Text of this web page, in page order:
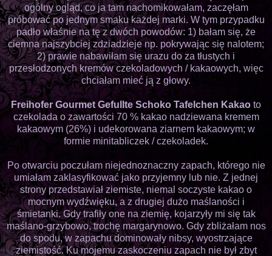
ogólny ogląd, co ja tam nachomikowałam, zaczęłam
próbować po jednym smaku każdej marki. W tym przypadku
padło właśnie na tę z dwóch powodów: 1) bałam się, że
ciemna najszybciej zdziadzieje np. pokrywając się nalotem;
2) prawie nabawiłam się urazu do za tłustych i
przesłodzonych kremów czekoladowych / kakaowych, więc
chciałam mieć ją z głowy.
Freihofer Gourmet Gefullte Schoko Tafelchen Kakao to
czekolada o zawartości 70 % kakao nadziewana kremem
kakaowym (26%) i udekorowana ziarnem kakaowym; w
formie minitabliczek / czekoladek.
Po otwarciu poczułam niejednoznaczny zapach, którego nie
umiałam zaklasyfikować jako przyjemny lub nie. Z jednej
strony przedstawiał ziemiste, niemal soczyste kakao o
mocnym wydźwięku, a z drugiej dużo maślaności i
śmietanki. Gdy trafiły one na ziemię, kojarzyły mi się tak
maślano-grzybowo, trochę margarynowo. Gdy zbliżałam nos
do spodu, w zapachu dominowały nibsy, wyostrzające
ziemistość. Ku mojemu zaskoczeniu zapach nie był zbyt